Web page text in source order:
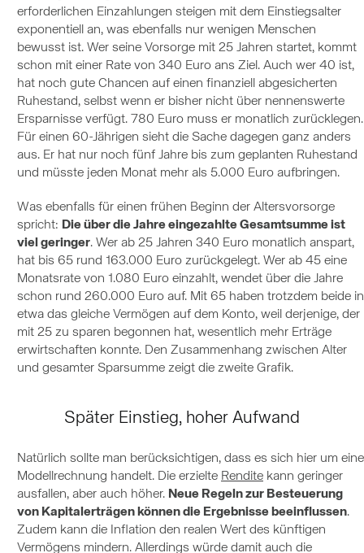
erforderlichen Einzahlungen steigen mit dem Einstiegsalter
exponentiell an, was ebenfalls nur wenigen Menschen
bewusst ist. Wer seine Vorsorge mit 25 Jahren startet, kommt
schon mit einer Rate von 340 Euro ans Ziel. Auch wer 40 ist,
hat noch gute Chancen auf einen finanziell abgesicherten
Ruhestand, selbst wenn er bisher nicht über nennenswerte
Ersparnisse verfügt. 780 Euro muss er monatlich zurücklegen.
Für einen 60-Jährigen sieht die Sache dagegen ganz anders
aus. Er hat nur noch fünf Jahre bis zum geplanten Ruhestand
und müsste jeden Monat mehr als 5.000 Euro aufbringen.
Was ebenfalls für einen frühen Beginn der Altersvorsorge
spricht: Die über die Jahre eingezahlte Gesamtsumme ist
viel geringer. Wer ab 25 Jahren 340 Euro monatlich anspart,
hat bis 65 rund 163.000 Euro zurückgelegt. Wer ab 45 eine
Monatsrate von 1.080 Euro einzahlt, wendet über die Jahre
schon rund 260.000 Euro auf. Mit 65 haben trotzdem beide in
etwa das gleiche Vermögen auf dem Konto, weil derjenige, der
mit 25 zu sparen begonnen hat, wesentlich mehr Erträge
erwirtschaften konnte. Den Zusammenhang zwischen Alter
und gesamter Sparsumme zeigt die zweite Grafik.
Später Einstieg, hoher Aufwand
Natürlich sollte man berücksichtigen, dass es sich hier um eine
Modellrechnung handelt. Die erzielte Rendite kann geringer
ausfallen, aber auch höher. Neue Regeln zur Besteuerung
von Kapitalerträgen können die Ergebnisse beeinflussen.
Zudem kann die Inflation den realen Wert des künftigen
Vermögens mindern. Allerdings würde damit auch die